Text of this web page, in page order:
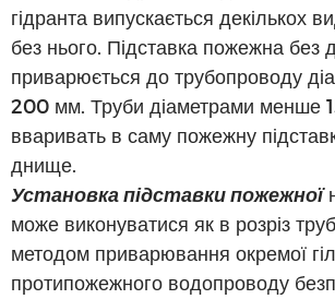
гідранта випускається декількох
без нього. Підставка пожежна без
приварюється до трубопроводу
200 мм. Труби діаметрами менше
вваривать в саму пожежну
днище.
Установка підставки пожежної
може виконуватися як в розріз
методом приварювання окремої
протипожежного водопроводу